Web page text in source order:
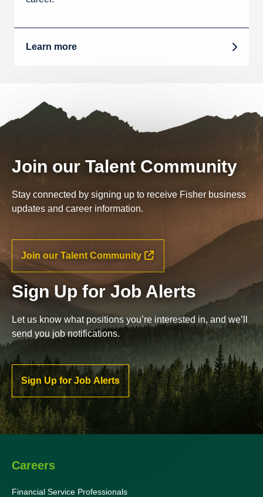
Learn more
Join our Talent Community
Stay connected by signing up to receive Fisher business
updates and career information.
Join our Talent Community
Sign Up for Job Alerts
Let us know what positions you’re interested in, and we’ll
send you job notifications.
Sign Up for Job Alerts
Careers
Financial Service Professionals